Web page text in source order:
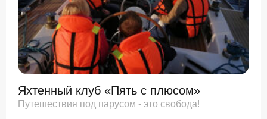
Яхтенный клуб «Пять с плюсом»
Путешествия под парусом - это свобода!